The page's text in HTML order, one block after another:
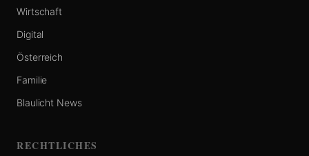
Wirtschaft
Digital
Österreich
Familie
Blaulicht News
RECHTLICHES